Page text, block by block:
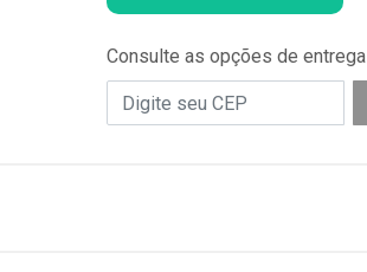
Consulte as opções de entrega